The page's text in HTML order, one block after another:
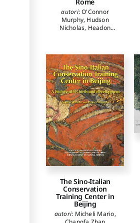
autori:O'Connor
Murphy, Hudson
Nicholas, Headon
Angelo,Marascialli
Sara,Violini Paolo,
Riotta Claudio
The Sino-Italian
Conservation
Training Center in
Beijing
autori: Micheli Mario,